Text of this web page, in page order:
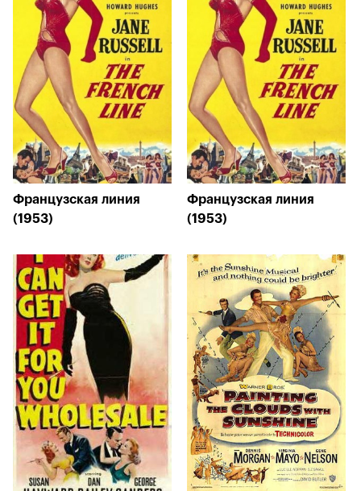
Французская линия
(1953)
Французская линия
(1953)